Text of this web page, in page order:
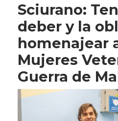
Sciurano:
deber y la
homenajear
Mujeres
Guerra de